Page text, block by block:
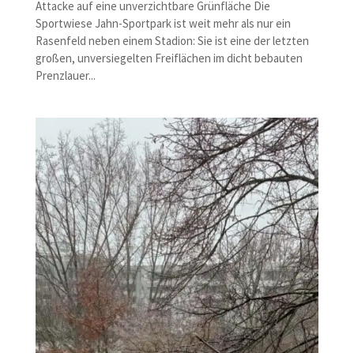
Attacke auf eine unverzichtbare Grünfläche Die
Sportwiese Jahn-Sportpark ist weit mehr als nur ein
Rasenfeld neben einem Stadion: Sie ist eine der letzten
großen, unversiegelten Freiflächen im dicht bebauten
Prenzlauer...